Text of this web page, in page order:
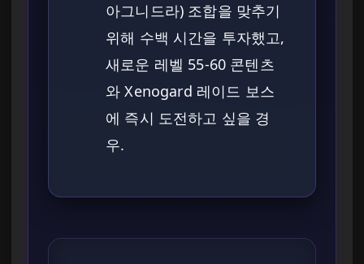
아그니드라) 조합을 맞추기
위해 수백 시간을 투자했고,
새로운 레벨 55-60 콘텐츠
와 Xenogard 레이드 보스
에 즉시 도전하고 싶을 경
우.